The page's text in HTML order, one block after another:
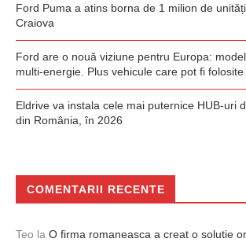
Ford Puma a atins borna de 1 milion de
Craiova
Ford are o nouă viziune pentru Europa:
multi-energie. Plus vehicule care pot fi
Eldrive va instala cele mai puternice HUB-uri
din România, în 2026
COMENTARII RECENTE
Teo la O firma romaneasca a creat o solutie